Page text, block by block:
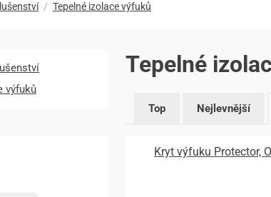
Tepelné izolace výfuků
výfuků
Tepelné
Top Nejlevnější
Kryt výfuku Protector,